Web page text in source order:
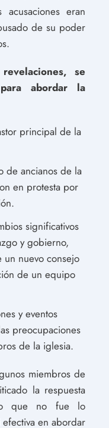
eran
de su poder
se
abordar la
principal de la
de ancianos de la
en protesta por
significativos
y gobierno,
nuevo consejo
de un equipo
y eventos
preocupaciones
de la iglesia.
miembros de
la respuesta
que no fue lo
en abordar